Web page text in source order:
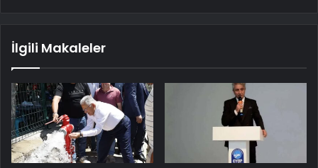
İlgili Makaleler